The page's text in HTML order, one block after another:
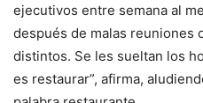
ejecutivos entre semana al
después de malas reuniones
distintos. Se les sueltan los
es restaurar”, afirma,